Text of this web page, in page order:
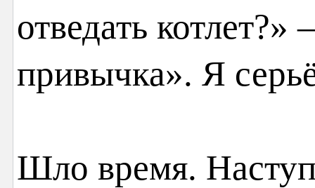
отведать
привычка». Я
Шло время.